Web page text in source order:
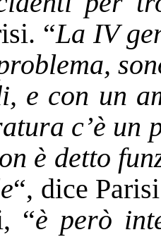
“La IV
e con un
c’è un
è detto
“, dice
“è però